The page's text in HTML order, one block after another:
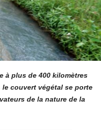
à plus de 400 kilomètres
couvert végétal se porte
de la nature de la